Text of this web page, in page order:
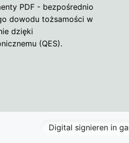
PDF - bezpośrednio
dowodu tożsamości w
dzięki
(QES).
Digital signieren in